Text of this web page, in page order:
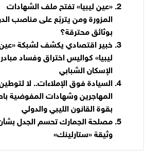
«عين ليبيا» تفتح ملف الشهادات
المزورة ومن يتربّع على مناصب
بوثائق محترقة؟
خبير اقتصادي يكشف لشبكة
ليبيا» كواليس اختراق وفساد
الإسكان الشبابي
السيادة فوق الإملاءات.. لا
المهاجرين وشهادات المفوضية
بقوة القانون الليبي والدولي
مصلحة الجمارك تحسم الجدل
وثيقة «ستارلينك»